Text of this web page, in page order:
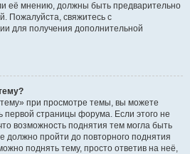
её мнению, должны быть предварительно
Пожалуйста, свяжитесь с
для получения дополнительной
при просмотре темы, вы можете
первой страницы форума. Если этого не
возможность поднятия тем могла быть
должно пройти до повторного поднятия
поднять тему, просто ответив на неё,